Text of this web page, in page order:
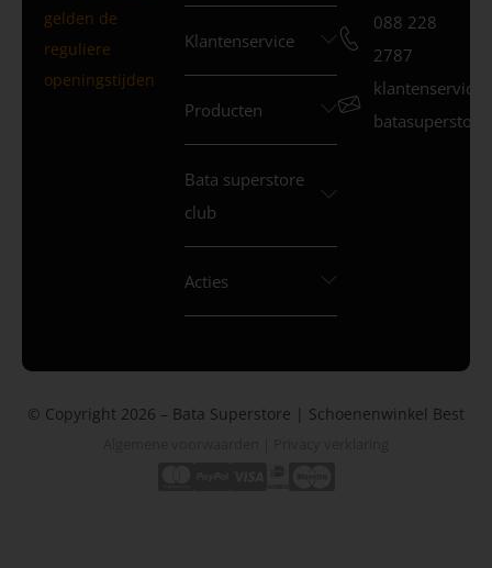
gelden de
reguliere
openingstijden
Klantenservice
Producten
Bata superstore
club
Acties
088 228
2787
© Copyright 2026 – Bata Superstore | Schoenenwinkel Best